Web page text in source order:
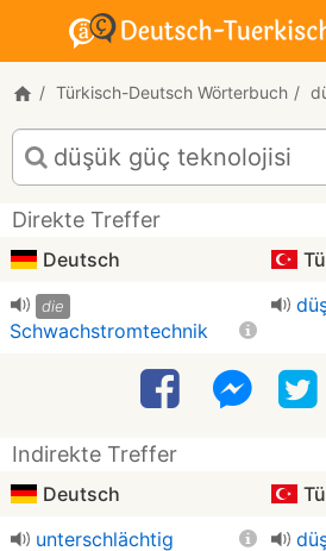
Türkisch-Deutsch Wörterbuch
Türkisch-
Deutsch
Übersetzung
für
"düşük
güç
teknolojisi"
Direkte Treffer
Deutsch
die
Schwachstromtechnik
Indirekte Treffer
Deutsch
unterschlächtig